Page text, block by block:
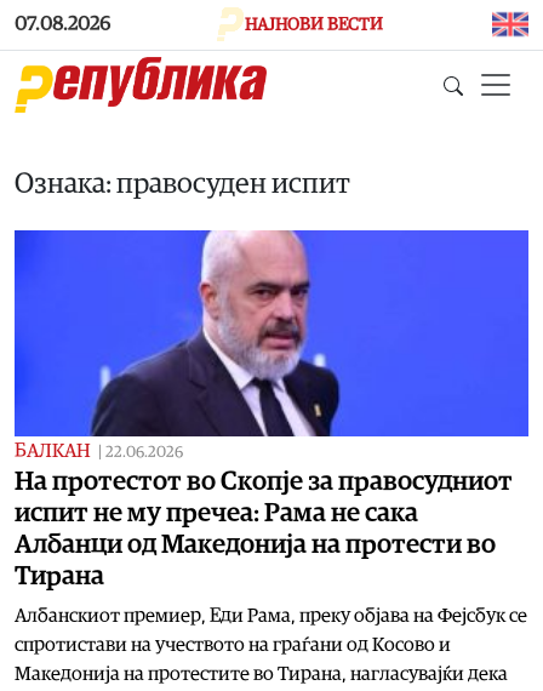
Skip to main content
07.08.2026 НАЈНОВИ ВЕСТИ
Ознака: правосуден испит
БАЛКАН 22.06.2026
На протестот во Скопје за правосудниот
испит не му пречеа: Рама не сака
Албанци од Македонија на протести во
Тирана
Албанскиот премиер, Еди Рама, преку објава на Фејсбук се
спротистави на учеството на граѓани од Косово и
Македонија на протестите во Тирана, нагласувајќи дека